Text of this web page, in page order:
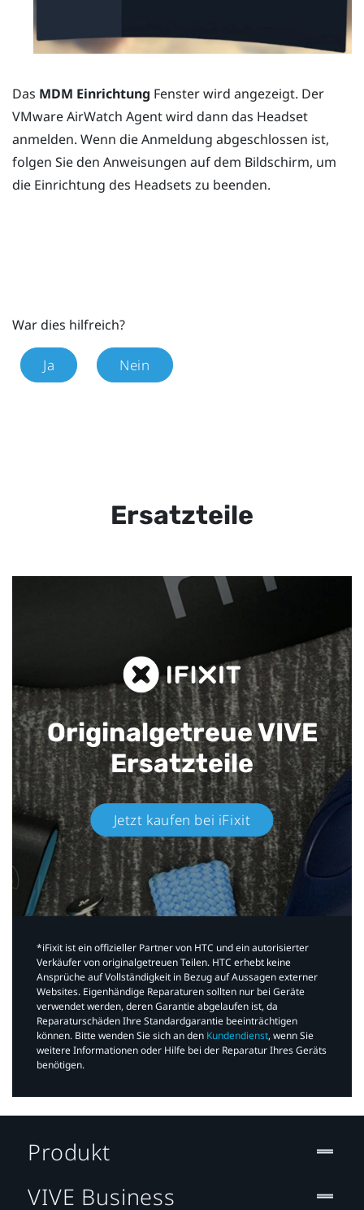
Das MDM Einrichtung Fenster wird angezeigt. Der
VMware AirWatch Agent wird dann das Headset
anmelden. Wenn die Anmeldung abgeschlossen ist,
folgen Sie den Anweisungen auf dem Bildschirm, um
die Einrichtung des Headsets zu beenden.
War dies hilfreich?
Ja Nein
Ersatzteile
Originalgetreue VIVE
Ersatzteile
Jetzt kaufen bei iFixit​
*iFixit ist ein offizieller Partner von HTC und ein autorisierter
Verkäufer von originalgetreuen Teilen. HTC erhebt keine
Ansprüche auf Vollständigkeit in Bezug auf Aussagen externer
Websites. Eigenhändige Reparaturen sollten nur bei Geräte
verwendet werden, deren Garantie abgelaufen ist, da
Reparaturschäden Ihre Standardgarantie beeinträchtigen
können. Bitte wenden Sie sich an den Kundendienst, wenn Sie
weitere Informationen oder Hilfe bei der Reparatur Ihres Geräts
benötigen.​
Produkt
VIVE Business